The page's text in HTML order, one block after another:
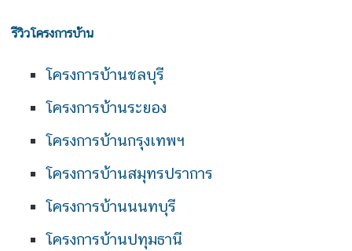
รีวิวโครงการบ้าน
โครงการบ้านชลบุรี
โครงการบ้านระยอง
โครงการบ้านกรุงเทพฯ
โครงการบ้านสมุทรปราการ
โครงการบ้านนนทบุรี
โครงการบ้านปทุมธานี